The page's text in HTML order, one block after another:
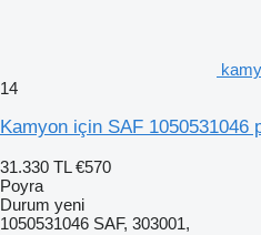
14
Kamyon için SAF 1050531046
31.330 TL €570
Poyra
Durum yeni
1050531046 SAF, 303001,